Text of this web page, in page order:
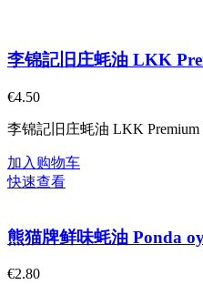
李锦記旧庄蚝油 LKK
€4.50
李锦記旧庄蚝油 LKK Premium
加入购物车
快速查看
熊猫牌鲜味蚝油 Ponda
€2.80